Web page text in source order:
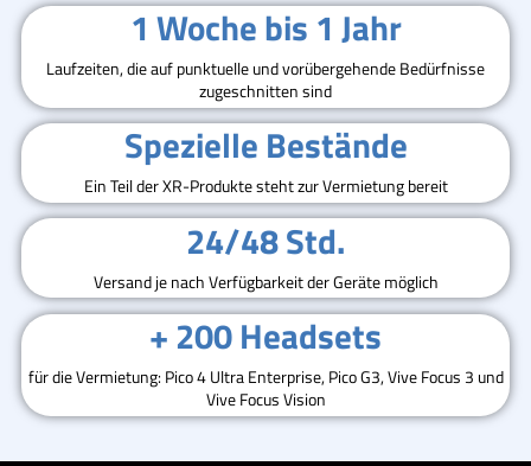
1 Woche bis 1 Jahr
Laufzeiten, die auf punktuelle und vorübergehende Bedürfnisse
zugeschnitten sind
Spezielle Bestände
Ein Teil der XR-Produkte steht zur Vermietung bereit
24/48 Std.
Versand je nach Verfügbarkeit der Geräte möglich
+ 200 Headsets
für die Vermietung: Pico 4 Ultra Enterprise, Pico G3, Vive Focus 3 und
Vive Focus Vision